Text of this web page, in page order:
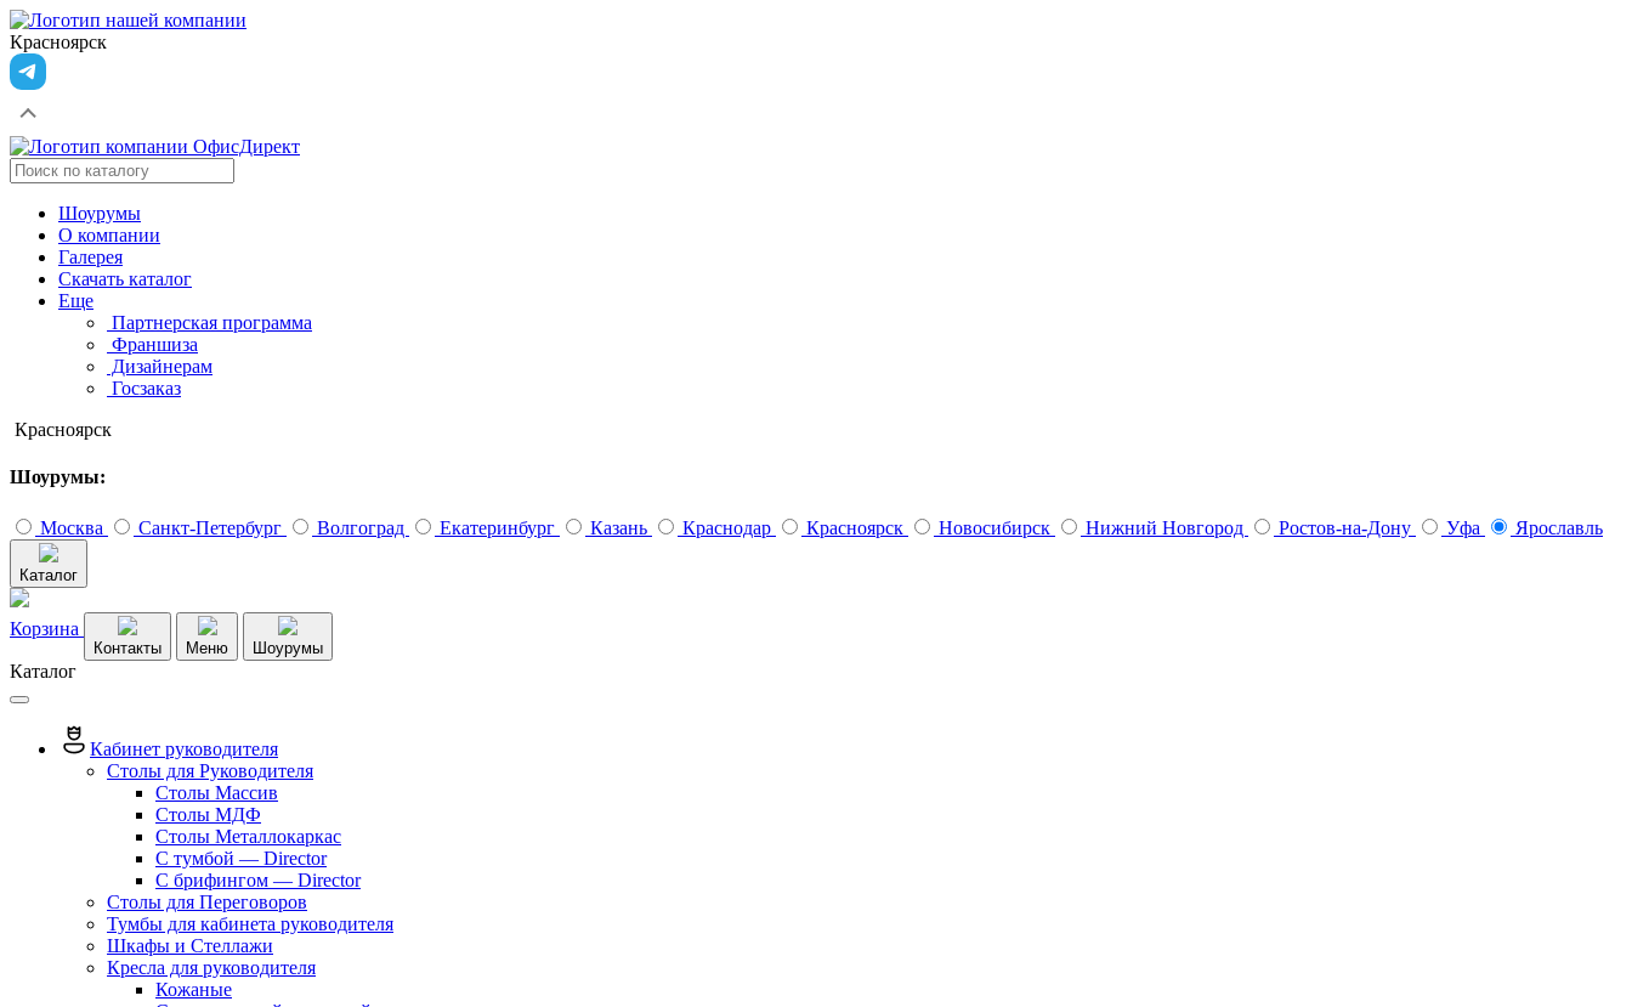
Красноярск
Шоурумы
О компании
Галерея
Скачать каталог
Еще
Партнерская программа
Франшиза
Дизайнерам
Госзаказ
Красноярск
Шоурумы:
Москва Санкт-Петербург Волгоград Екатеринбург Казань Краснодар Красноярск Новосибирск Нижний Новгород Ростов-на-Дону Уфа Ярославль
Каталог
Корзина
Контакты Меню Шоурумы
Каталог
Кабинет руководителя
Столы для Руководителя
Столы Массив
Столы МДФ
Столы Металлокаркас
С тумбой — Director
C брифингом — Director
Столы для Переговоров
Тумбы для кабинета руководителя
Шкафы и Стеллажи
Кресла для руководителя
Кожаные